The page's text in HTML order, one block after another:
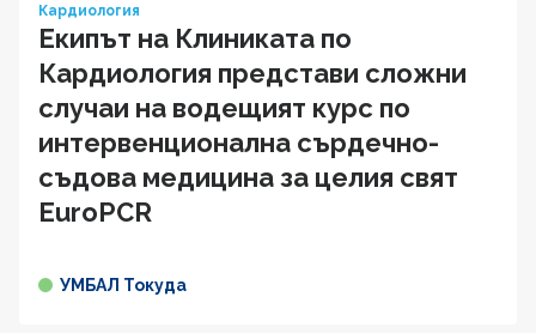
Кардиология
Екипът на Клиниката по
Кардиология представи сложни
случаи на водещият курс по
интервенционална сърдечно-
съдова медицина за целия свят
EuroPCR
УМБАЛ Токуда